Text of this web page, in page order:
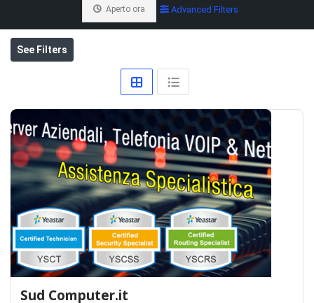
Aperto ora Advanced Filters
See Filters
Sud Computer.it